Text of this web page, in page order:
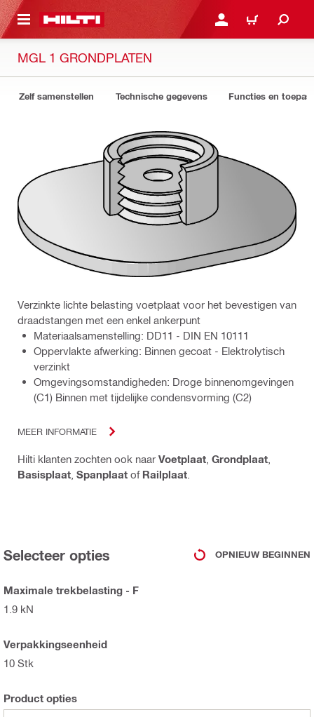
HOOFDINHOUD AANMELDEN OF
WINKELWAGEN
MGL 1 GRONDPLATEN
Zelf samenstellen Technische gegevens Functies en
Verzinkte lichte belasting voetplaat voor het bevestigen van
draadstangen met een enkel ankerpunt
Materiaalsamenstelling: DD11 - DIN EN 10111
Oppervlakte afwerking: Binnen gecoat - Elektrolytisch
verzinkt
Omgevingsomstandigheden: Droge binnenomgevingen
(C1) Binnen met tijdelijke condensvorming (C2)
MEER INFORMATIE
Hilti klanten zochten ook naar Voetplaat Grondplaat
Basisplaat Spanplaat of Railplaat
Selecteer opties OPNIEUW BEGINNEN
Maximale trekbelasting - F
1.9 kN
Verpakkingseenheid
10 Stk
Product opties